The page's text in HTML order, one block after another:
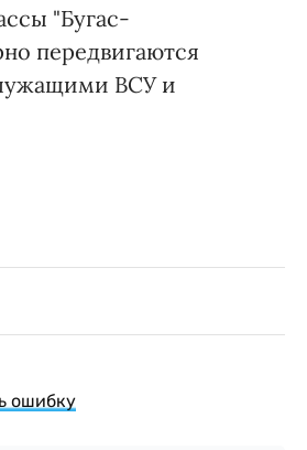
"Бугас-
передвигаются
ВСУ и
ошибку